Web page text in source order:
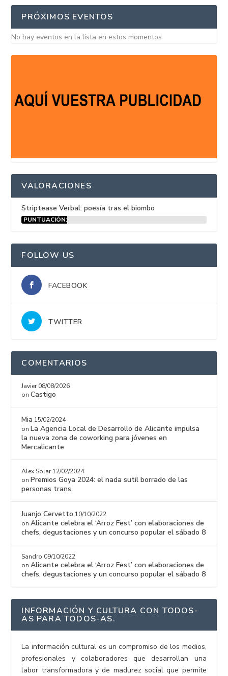
PRÓXIMOS EVENTOS
No hay eventos en la lista en estos momentos
VALORACIONES
Striptease Verbal: poesía tras el biombo
PUNTUACIÓN:
FOLLOW US
FACEBOOK
TWITTER
COMENTARIOS
Javier 08/08/2026
onCastigo
Mia 15/02/2024
on La Agencia Local de Desarrollo de Alicante impulsa
la nueva zona de coworking para jóvenes en
Mercalicante
Alex Solar 12/02/2024
on Premios Goya 2024: el nada sutil borrado de las
personas trans
Juanjo Cervetto 10/10/2022
onAlicante celebra el ‘Arroz Fest’ con elaboraciones de
chefs, degustaciones y un concurso popular el sábado 8
Sandro 09/10/2022
onAlicante celebra el ‘Arroz Fest’ con elaboraciones de
chefs, degustaciones y un concurso popular el sábado 8
INFORMACIÓN Y CULTURA CON TODOS-
AS PARA TODOS-AS.
La información cultural es un compromiso de los medios,
profesionales y colaboradores que desarrollan una
labor transformadora y de madurez social que permite